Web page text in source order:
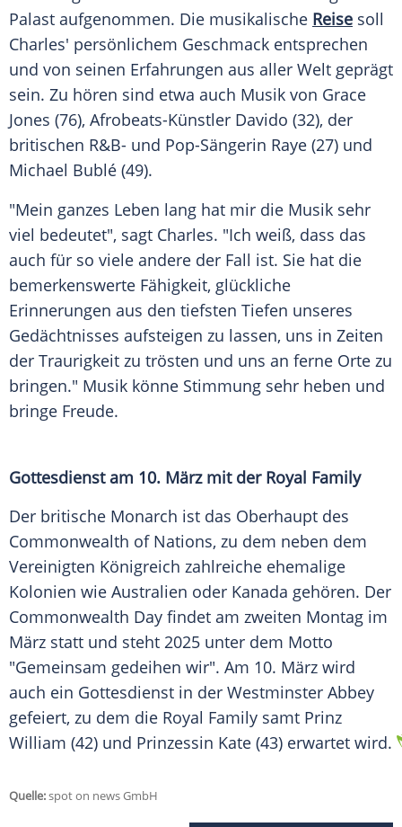
Palast aufgenommen. Die musikalische Reise soll
Charles' persönlichem Geschmack entsprechen
und von seinen Erfahrungen aus aller Welt geprägt
sein. Zu hören sind etwa auch Musik von Grace
Jones (76), Afrobeats-Künstler Davido (32), der
britischen R&B- und Pop-Sängerin Raye (27) und
Michael Bublé (49).
"Mein ganzes Leben lang hat mir die Musik sehr
viel bedeutet", sagt Charles. "Ich weiß, dass das
auch für so viele andere der Fall ist. Sie hat die
bemerkenswerte Fähigkeit, glückliche
Erinnerungen aus den tiefsten Tiefen unseres
Gedächtnisses aufsteigen zu lassen, uns in Zeiten
der Traurigkeit zu trösten und uns an ferne Orte zu
bringen." Musik könne Stimmung sehr heben und
bringe Freude.
Gottesdienst am 10. Märzmit der Royal Family
Der britische Monarch ist das Oberhaupt des
Commonwealth of Nations, zu dem neben dem
Vereinigten Königreich zahlreiche ehemalige
Kolonien wie Australien oder Kanada gehören. Der
Commonwealth Day findet am zweiten Montag im
März statt und steht 2025 unter dem Motto
"Gemeinsam gedeihen wir". Am 10. März wird
auch ein Gottesdienst in der Westminster Abbey
gefeiert, zu dem die Royal Family samt Prinz
William (42) und Prinzessin Kate (43) erwartet wird.
Quelle:spot on news GmbH